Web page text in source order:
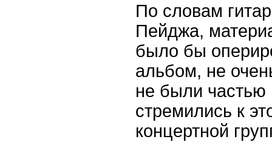
По словам
Пейджа,
было бы
альбом, не
не были частью
стремились к
концертной